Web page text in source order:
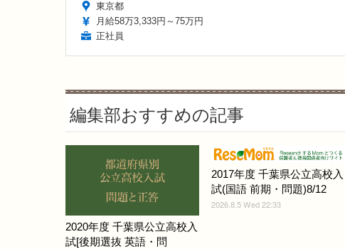
東京都
月給58万3,333円～75万円
正社員
編集部おすすめの記事
2020年度 千葉県公立高校入
試[後期選抜 英語・問
2017年度 千葉県公立高校入
試(国語 前期・問題)8/12
2026.8.5 Wed 22:33